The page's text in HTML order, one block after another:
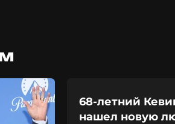
68-летний
нашел новую